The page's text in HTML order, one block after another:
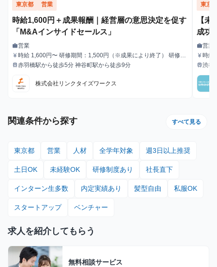
東京都 営業
時給1,600円＋成果報酬｜経営層の意思決定を促す
「M&Aインサイドセールス」
職種
work営業
給与
currency_yen時給 1,600円〜 研修期間：1,500円（※成果により終了） 研修終
了後：1,600円～ ＼アポ獲得によるインセンティブあり／ 1件〜1
はリセットされます 給与モデル ■月48時間稼働、アポ10件の場
合：176,800円 内訳：48時間×時給1,600円＋10件×インセンティ
最寄駅
train赤羽橋駅から徒歩5分 神谷町駅から徒歩9分
株式会社リンクタイズワークス
東京
【
成功
職種
work営業
給与
currency_yen時給
最寄駅
train渋谷
関連条件から探す すべて見る
東京都 営業 人材 全学年対象 週3日以上推奨
土日OK 未経験OK 研修制度あり 社長直下
インターン生多数 内定実績あり 髪型自由 私服OK
スタートアップ ベンチャー
求人を紹介してもらう
無料相談サービス